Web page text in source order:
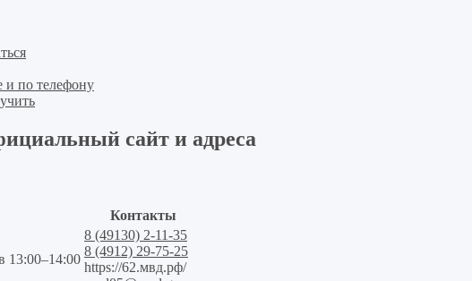
и по телефону
сайт и адреса
Контакты
13:00–14:00
8 (49130) 2-11-35
8 (4912) 29-75-25
https://62.мвд.рф/